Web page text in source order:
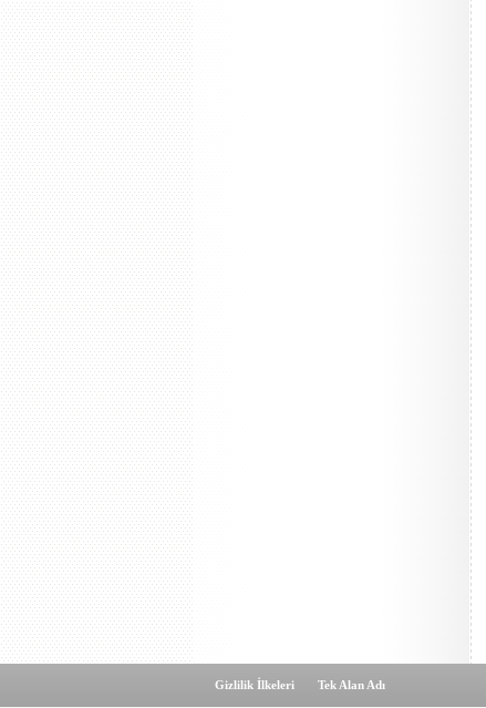
Gizlilik İlkeleri Tek Alan Adı